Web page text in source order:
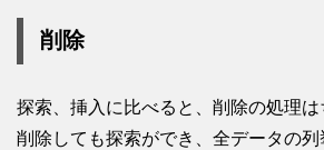
削除
探索、挿入に比べると、削除の処理は
削除しても探索ができ、全データの